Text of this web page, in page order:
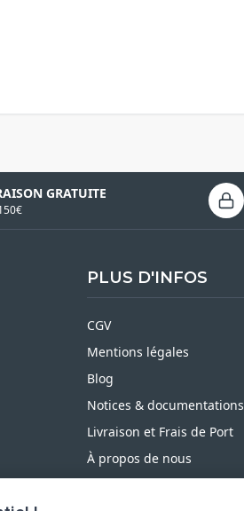
GRATUITE
PLUS D'INFOS
CGV
Mentions légales
Blog
Notices & documentations
Livraison et Frais de Port
À propos de nous
Satisfait ou Remboursé